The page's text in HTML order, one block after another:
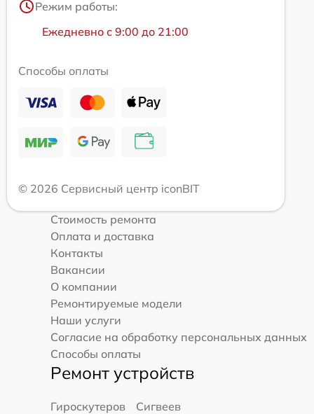
Режим работы:
Ежедневно с 9:00 до 21:00
Способы оплаты
© 2026 Сервисный центр iconBIT
Стоимость ремонта
Оплата и доставка
Контакты
Вакансии
О компании
Ремонтируемые модели
Наши услуги
Согласие на обработку персональных данных
Способы оплаты
Ремонт устройств
Гироскутеров
Сигвеев